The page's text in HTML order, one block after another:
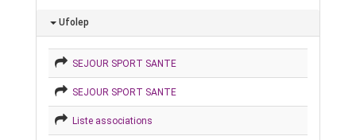
Ufolep
SEJOUR SPORT SANTE
SEJOUR SPORT SANTE
Liste associations